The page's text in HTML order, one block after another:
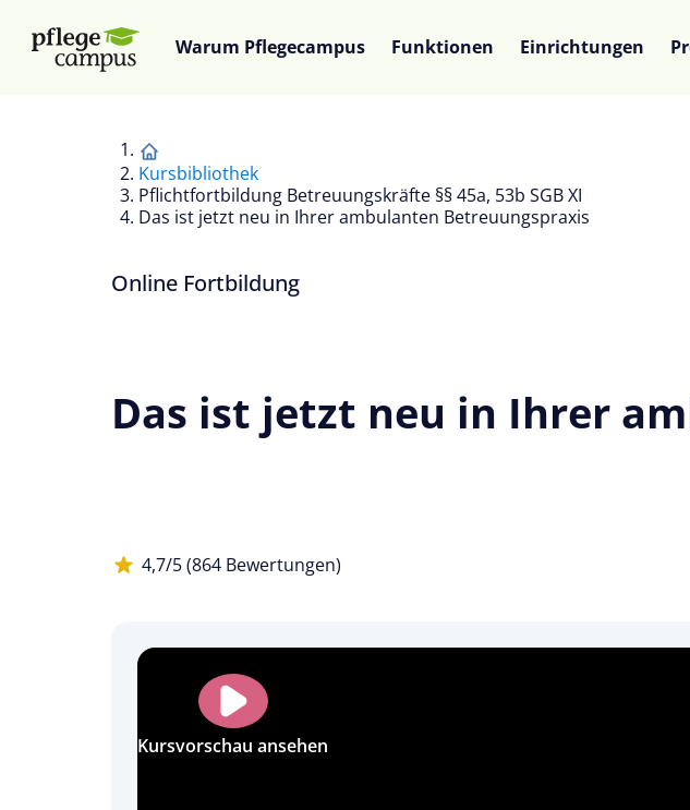
Warum Pflegecampus Funktionen Einrichtungen
Kursbibliothek
Pflichtfortbildung Betreuungskräfte §§ 45a, 53b SGB XI
Das ist jetzt neu in Ihrer ambulanten Betreuungspraxis
Online Fortbildung
Das ist jetzt neu in Ihrer
4,7/5 (864 Bewertungen)
Kursvorschau ansehen